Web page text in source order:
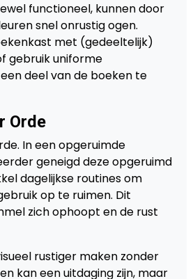
functioneel, kunnen door
snel onrustig ogen.
met (gedeeltelijk)
gebruik uniforme
deel van de boeken te
Orde
In een opgeruimde
geneigd deze opgeruimd
dagelijkse routines om
op te ruimen. Dit
zich ophoopt en de rust
rustiger maken zonder
kan een uitdaging zijn, maar